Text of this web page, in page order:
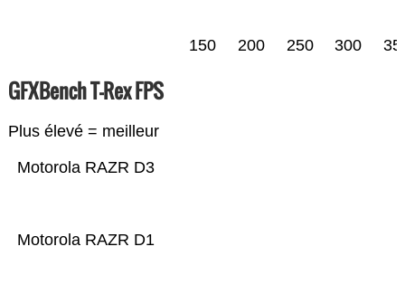
150 200 250 300
GFXBench T-Rex FPS
Plus élevé = meilleur
Motorola RAZR D1
Motorola RAZR D3